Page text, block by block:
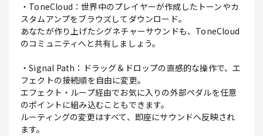
・ToneCloud：世界中のプレイヤーが作成したトーンやカ
スタムアンプをブラウズしてダウンロード。
あなたが作り上げたシグネチャーサウンドも、ToneCloud
のコミュニティへと共有しましょう。
・Signal Path：ドラッグ＆ドロップの直感的な操作で、エ
フェクトの接続順を自由に変更。
エフェクト・ループ経由でお気に入りの外部ペダルを任意
のポイントに組み込むこともできます。
ルーティングの変更はすべて、即座にサウンドへ反映され
ます。